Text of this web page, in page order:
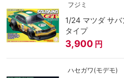
フジミ
1/24 マツダ サ
タイプ
3,900 円
ハセガワ(モデモ)